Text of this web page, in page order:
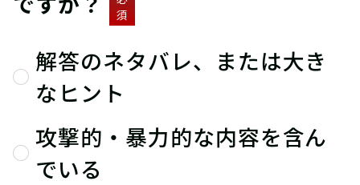
須
解答のネタバレ、または大き
なヒント
攻撃的・暴力的な内容を含ん
でいる